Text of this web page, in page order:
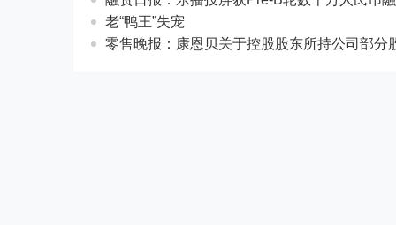
老“鸭王”失宠
零售晚报：康恩贝关于控股股东所持公司部分